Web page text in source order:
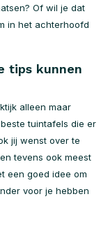
Of wil je dat
in het achterhoofd
tips kunnen
alleen maar
tuintafels die er
jij wenst over te
tevens ook meest
een goed idee om
voor je hebben